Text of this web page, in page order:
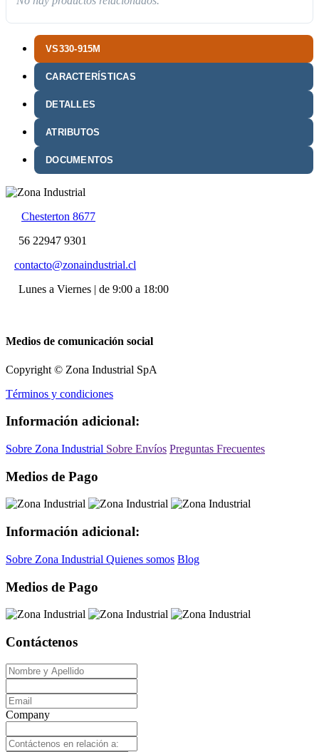
VS330-915M
CARACTERÍSTICAS
DETALLES
ATRIBUTOS
DOCUMENTOS
Chesterton 8677
56 22947 9301
contacto@zonaindustrial.cl
Lunes a Viernes | de 9:00 a 18:00
Medios de comunicación social
Copyright © Zona Industrial SpA
Términos y condiciones
Información adicional:
Sobre Zona Industrial Sobre Envíos Preguntas Frecuentes
Medios de Pago
Información adicional:
Sobre Zona Industrial Quienes somos Blog
Medios de Pago
Contáctenos
Company